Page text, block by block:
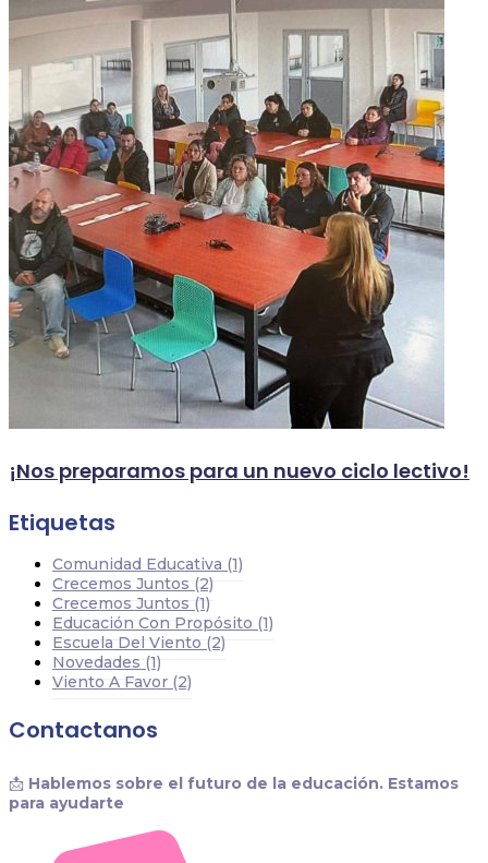
¡Nos preparamos para un nuevo ciclo lectivo!
Etiquetas
Comunidad Educativa (1)
Crecemos Juntos (2)
Crecemos Juntos (1)
Educación Con Propósito (1)
Escuela Del Viento (2)
Novedades (1)
Viento A Favor (2)
Contactanos
📩 Hablemos sobre el futuro de la educación. Estamos
para ayudarte